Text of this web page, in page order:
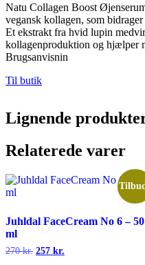
Natu Collagen Boost
vegansk kollagen, som
Et ekstrakt fra hvid lupin
kollagenproduktion og hjælper
Brugsanvisnin
Til butik
Lignende
Relaterede varer
Juhldal FaceCream No 6 – 50
ml
270kr. Den
257 kr.